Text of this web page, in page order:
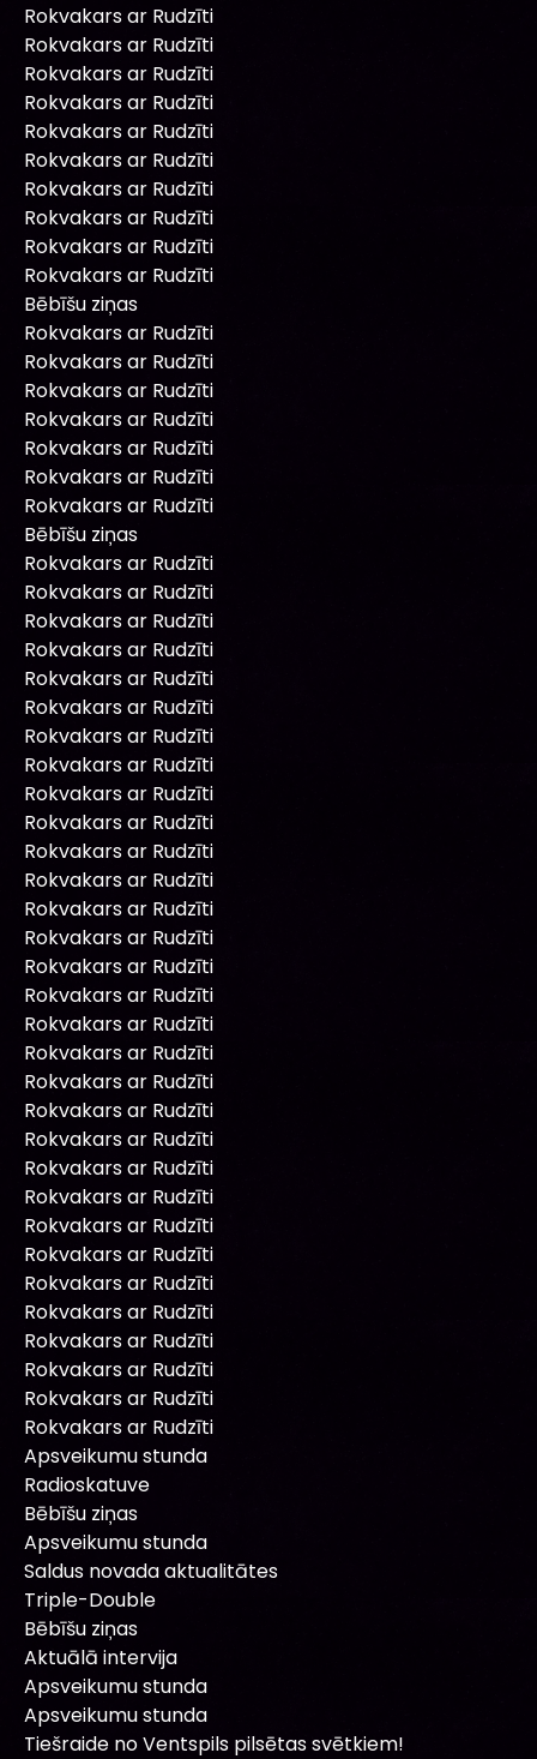
Rokvakars ar Rudzīti
Rokvakars ar Rudzīti
Rokvakars ar Rudzīti
Rokvakars ar Rudzīti
Rokvakars ar Rudzīti
Rokvakars ar Rudzīti
Rokvakars ar Rudzīti
Rokvakars ar Rudzīti
Rokvakars ar Rudzīti
Rokvakars ar Rudzīti
Bēbīšu ziņas
Rokvakars ar Rudzīti
Rokvakars ar Rudzīti
Rokvakars ar Rudzīti
Rokvakars ar Rudzīti
Rokvakars ar Rudzīti
Rokvakars ar Rudzīti
Rokvakars ar Rudzīti
Bēbīšu ziņas
Rokvakars ar Rudzīti
Rokvakars ar Rudzīti
Rokvakars ar Rudzīti
Rokvakars ar Rudzīti
Rokvakars ar Rudzīti
Rokvakars ar Rudzīti
Rokvakars ar Rudzīti
Rokvakars ar Rudzīti
Rokvakars ar Rudzīti
Rokvakars ar Rudzīti
Rokvakars ar Rudzīti
Rokvakars ar Rudzīti
Rokvakars ar Rudzīti
Rokvakars ar Rudzīti
Rokvakars ar Rudzīti
Rokvakars ar Rudzīti
Rokvakars ar Rudzīti
Rokvakars ar Rudzīti
Rokvakars ar Rudzīti
Rokvakars ar Rudzīti
Rokvakars ar Rudzīti
Rokvakars ar Rudzīti
Rokvakars ar Rudzīti
Rokvakars ar Rudzīti
Rokvakars ar Rudzīti
Rokvakars ar Rudzīti
Rokvakars ar Rudzīti
Rokvakars ar Rudzīti
Rokvakars ar Rudzīti
Rokvakars ar Rudzīti
Rokvakars ar Rudzīti
Apsveikumu stunda
Radioskatuve
Bēbīšu ziņas
Apsveikumu stunda
Saldus novada aktualitātes
Triple-Double
Bēbīšu ziņas
Aktuālā intervija
Apsveikumu stunda
Apsveikumu stunda
Tiešraide no Ventspils pilsētas svētkiem!